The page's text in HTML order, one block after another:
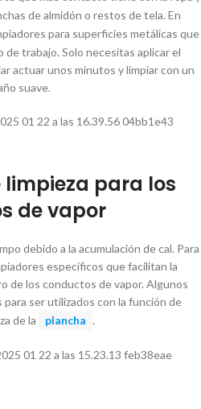
de almidón o restos de tela. En
para superficies metálicas que
trabajo. Solo necesitas aplicar el
actuar unos minutos y limpiar con un
suave.
limpieza para los
de vapor
debido a la acumulación de cal. Para
específicos que facilitan la
de los conductos de vapor. Algunos
ser utilizados con la función de
de la
plancha .